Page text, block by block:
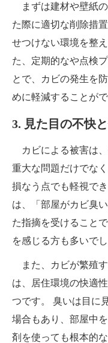
まずは建材や壁紙
た際に適切な削除措
せつけない環境を整
た、定期的なや点検
とで、カビの発生を
めに軽減することが
3. 見た目の不快
カビによる被害は
重大な問題だけでな
損なう点でも軽視で
は、「部屋がカビ臭
た指摘を受けること
を感じる方も多いでし
また、カビが繁殖
は、居住環境の快適
つです。 臭いは目に
場合もあり、部屋中
剤を使っても根本的